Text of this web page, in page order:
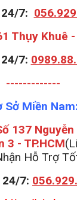
7:
Thụy Khuê
7:
-------------
Sở Miền Nam:
137
3 - TP.HCM
Hỗ Trợ
7: